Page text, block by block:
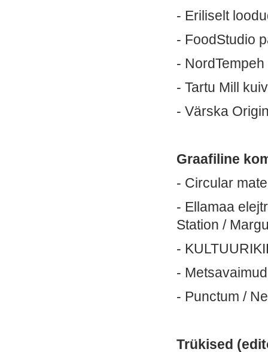
- Eriliselt
- FoodStudio
-
- Tartu Mill
- Värska
Graafiline
- Circular
- Ellamaa
Station /
-
-
- Punctum /
Trükised